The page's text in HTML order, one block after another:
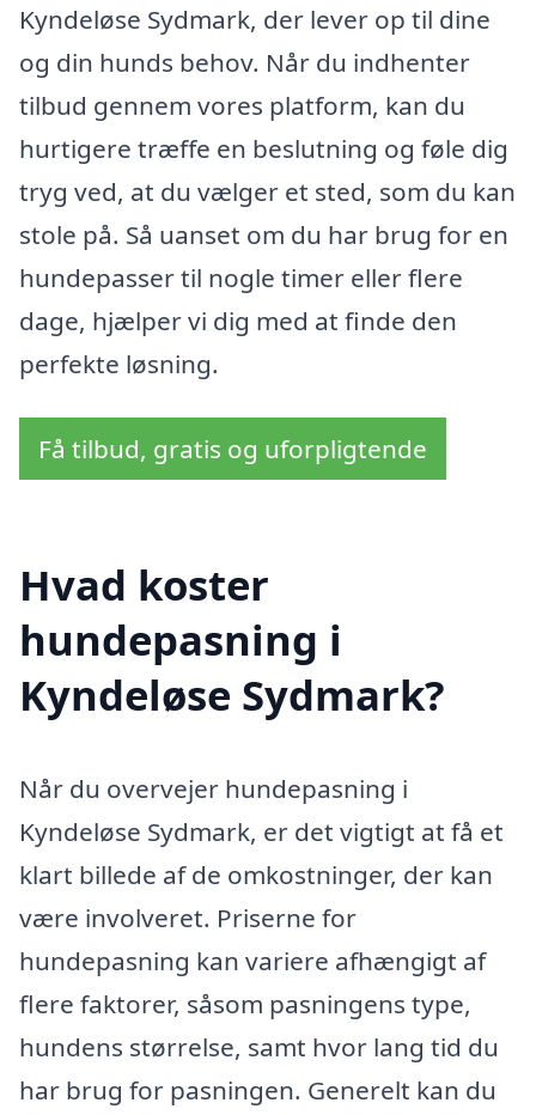
Kyndeløse Sydmark, der lever op til dine
og din hunds behov. Når du indhenter
tilbud gennem vores platform, kan du
hurtigere træffe en beslutning og føle dig
tryg ved, at du vælger et sted, som du kan
stole på. Så uanset om du har brug for en
hundepasser til nogle timer eller flere
dage, hjælper vi dig med at finde den
perfekte løsning.
Få tilbud, gratis og uforpligtende
Hvad koster
hundepasning i
Kyndeløse Sydmark?
Når du overvejer hundepasning i
Kyndeløse Sydmark, er det vigtigt at få et
klart billede af de omkostninger, der kan
være involveret. Priserne for
hundepasning kan variere afhængigt af
flere faktorer, såsom pasningens type,
hundens størrelse, samt hvor lang tid du
har brug for pasningen. Generelt kan du